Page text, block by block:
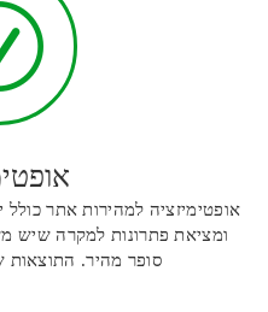
אופטימיזציה למהירות אתר כולל
ומציאת פתרונות למקרה שיש
סופר מהיר. התוצאות